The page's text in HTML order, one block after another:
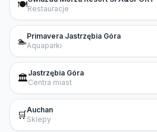
🍽️Restauracje
🏊Primavera Jastrzębia Góra
Aquaparki
🏛️Jastrzębia Góra
Centra miast
🛒Auchan
Sklepy